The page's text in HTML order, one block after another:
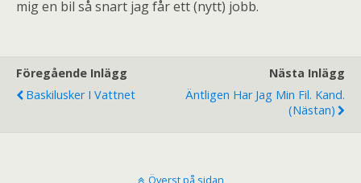
mig en bil så snart jag får ett (nytt) jobb.
Föregående Inlägg
Baskilusker I Vattnet
Nästa Inlägg
Äntligen Har Jag Min Fil. Kand.
(nästan)
Överst på sidan